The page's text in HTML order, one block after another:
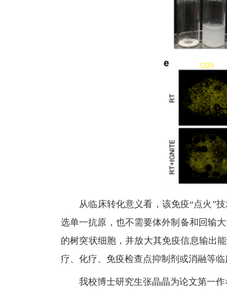
从临床转化意义看，该免疫“点火”技
选单一抗原，也不需要体外制备和回输
的树突状细胞，并放大其免疫信息输出
疗、化疗、免疫检查点抑制剂或消融等
我校博士研究生张晶晶为论文第一作